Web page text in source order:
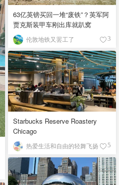
63亿英镑买回一堆“废铁”？英军阿
贾克斯装甲车刚出库就趴窝
伦敦地铁又罢工了 3
Starbucks Reserve Roastery
Chicago
热爱生活和自由的轻舞飞扬 5